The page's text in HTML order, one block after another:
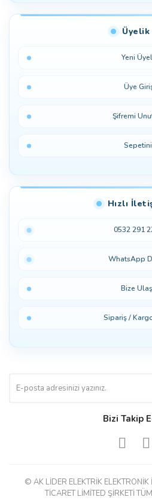
Üyelik
Yeni
Üye
Şifremi
Hızlı
0532 291
WhatsApp
Bize
Sipariş /
Bizi Takip
© AK LİDER ELEKTRİK
TİCARET LİMİTED ŞİRKETİ